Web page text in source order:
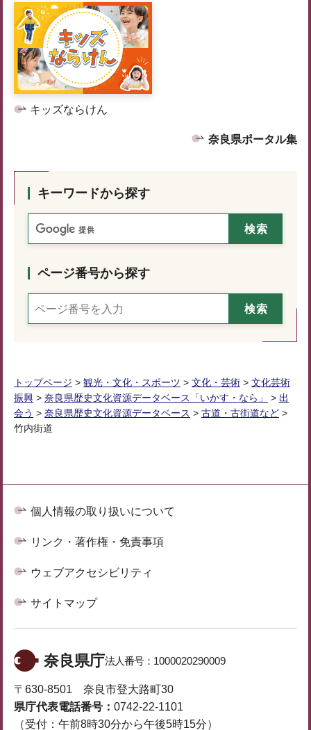
キッズならけん
奈良県ポータル集
キーワードから探す
ページ番号から探す
トップページ > 観光・文化・スポーツ > 文化・芸術 > 文化芸術
振興 > 奈良県歴史文化資源データベース「いかす・なら」 > 出
会う > 奈良県歴史文化資源データベース > 古道・古街道など >
竹内街道
個人情報の取り扱いについて
リンク・著作権・免責事項
ウェブアクセシビリティ
サイトマップ
奈良県庁法人番号： 1000020290009
〒630-8501 奈良市登大路町30
県庁代表電話番号： 0742-22-1101
（受付：午前8時30分から午後5時15分）